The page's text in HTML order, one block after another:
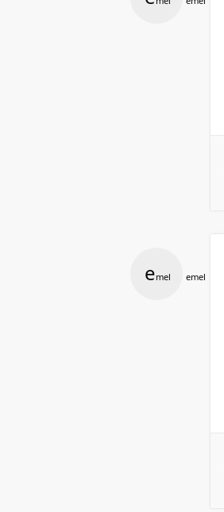
emel emel